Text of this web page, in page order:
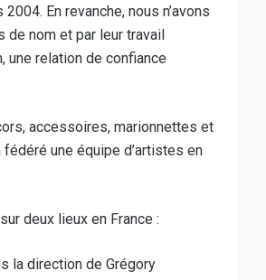
En revanche, nous n’avons
nom et par leur travail
une relation de confiance
accessoires, marionnettes et
une équipe d’artistes en
deux lieux en France :
la direction de Grégory